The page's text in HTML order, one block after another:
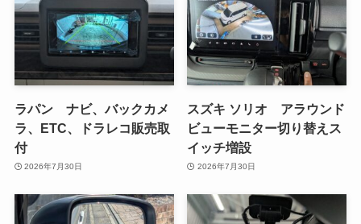
ラパン ナビ、バックカメ
ラ、ETC、ドラレコ販売取
付
2026年7月30日
スズキ ソリオ アラウンド
ビューモニター切り替えス
イッチ増設
2026年7月30日